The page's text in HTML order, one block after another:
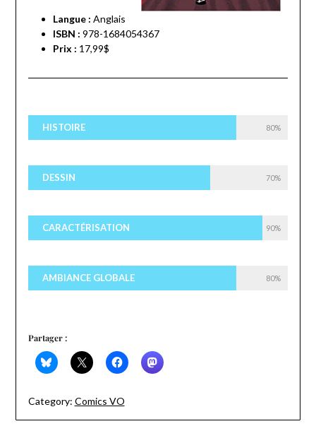
Langue : Anglais
ISBN : 978-1684054367
Prix : 17,99$
HISTOIRE 80%
DESSIN 70%
CARACTÉRISATION 90%
AMBIANCE GLOBALE 80%
Partager :
Category: Comics VO